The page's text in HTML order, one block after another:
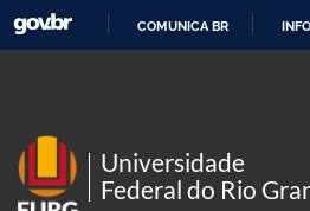
COMUNICA BR
Universidade
Federal do Rio